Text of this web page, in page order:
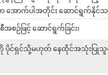
ါက အောက်ပါအတိုင်း ဆောင်ရွက်နိုင်
ဉ်ဖြင့် ဆောင်ရွက်ခြင်း၊
ပိုင်ရှင်သို့မဟုတ် နေထိုင်အသုံးပြု